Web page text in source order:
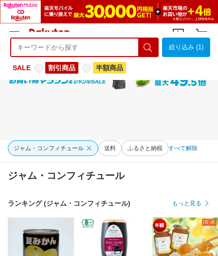
ようこそ 楽天市場へ ログイン
絞り込み (1)
SALE 割引商品 半額商品
ジャム・コンフィチュール 送料 ふるさと納税 すべて解除
ジャム・コンフィチュール
ランキング (ジャム・コンフィチュール) もっと見る